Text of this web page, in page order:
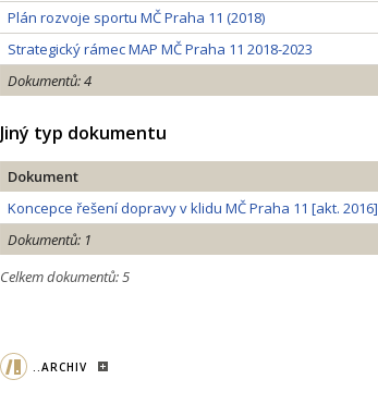
Plán rozvoje sportu MČ Praha 11 (2018)
Strategický rámec MAP MČ Praha 11 2018-2023
Dokumentů: 4
Jiný typ dokumentu
Dokument
Koncepce řešení dopravy v klidu MČ Praha 11 [akt. 2016]
Dokumentů: 1
Celkem dokumentů: 5
..ARCHIV